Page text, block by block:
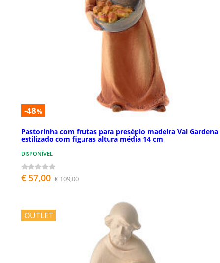
-48%
Pastorinha com frutas para presépio madeira Val Gardena
estilizado com figuras altura média 14 cm
DISPONÍVEL
€ 57,00 € 109,00
OUTLET